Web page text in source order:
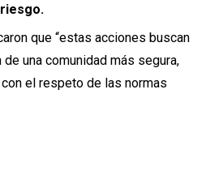
que “estas acciones buscan
una comunidad más segura,
el respeto de las normas